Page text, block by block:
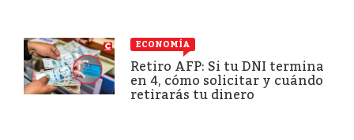
ECONOMÍA
Retiro AFP: Si tu DNI termina
en 4, cómo solicitar y cuándo
retirarás tu dinero